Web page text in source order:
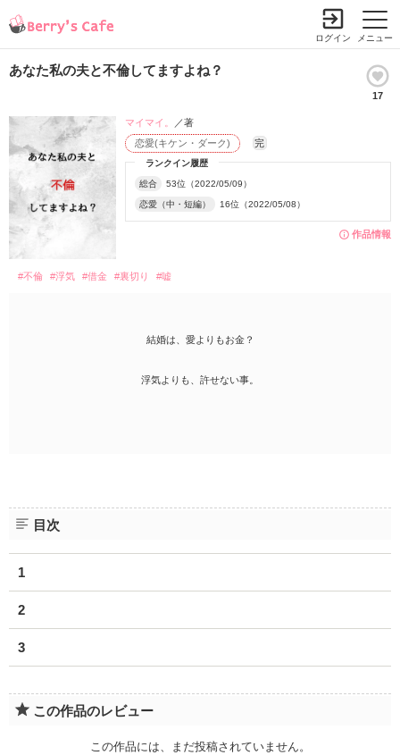
メニュー
ログイン
あなた私の夫と不倫してますよね？
17
作品情報
ランクイン履歴
総合 53位（2022/05/09）
恋愛（中・短編） 16位（2022/05/08）
恋愛(キケン・ダーク) 完
マイマイ。 ／著
#不倫 #浮気 #借金 #裏切り #嘘
結婚は、愛よりもお金？
浮気よりも、許せない事。
目次
1
2
3
この作品のレビュー
この作品には、まだ投稿されていません。